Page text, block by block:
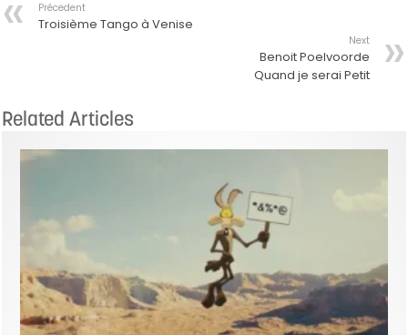
Précedent
Troisième Tango à Venise
Next
Benoit Poelvoorde
Quand je serai Petit
Related Articles